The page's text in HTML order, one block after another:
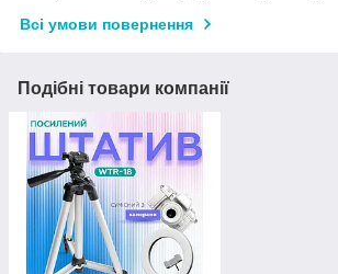
Всі умови повернення
Подібні товари компанії